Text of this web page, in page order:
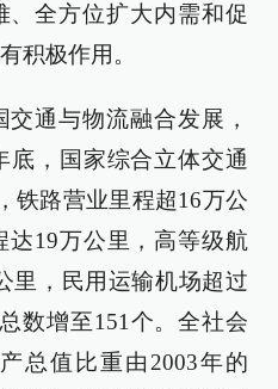
全方位扩大内需和促
积极作用。
通与物流融合发展，
底，国家综合立体交通
铁路营业里程超16万公
达19万公里，高等级航
里，民用运输机场超过
数增至151个。全社会
总值比重由2003年的